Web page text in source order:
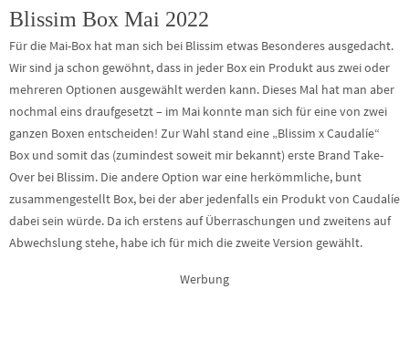
Blissim Box Mai 2022
Für die Mai-Box hat man sich bei Blissim etwas Besonderes ausgedacht.
Wir sind ja schon gewöhnt, dass in jeder Box ein Produkt aus zwei oder
mehreren Optionen ausgewählt werden kann. Dieses Mal hat man aber
nochmal eins draufgesetzt – im Mai konnte man sich für eine von zwei
ganzen Boxen entscheiden! Zur Wahl stand eine „Blissim x Caudalíe“
Box und somit das (zumindest soweit mir bekannt) erste Brand Take-
Over bei Blissim. Die andere Option war eine herkömmliche, bunt
zusammengestellt Box, bei der aber jedenfalls ein Produkt von Caudalíe
dabei sein würde. Da ich erstens auf Überraschungen und zweitens auf
Abwechslung stehe, habe ich für mich die zweite Version gewählt.
Werbung